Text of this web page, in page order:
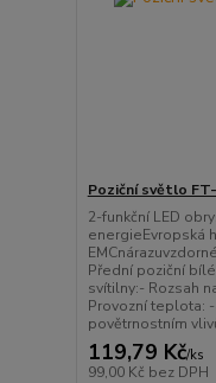
Poziční světlo
2-funkční LED
energieEvropská
Přední poziční
svítilny:- Rozsah
Provozní teplota:
povětrnostním
119,79 Kč/ks
99,00 Kč bez DPH